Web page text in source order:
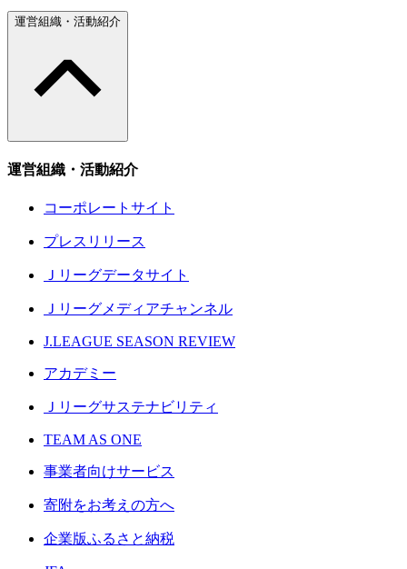
運営組織・活動紹介
運営組織・活動紹介
コーポレートサイト
プレスリリース
Ｊリーグデータサイト
Ｊリーグメディアチャンネル
J.LEAGUE SEASON REVIEW
アカデミー
Ｊリーグサステナビリティ
TEAM AS ONE
事業者向けサービス
寄附をお考えの方へ
企業版ふるさと納税